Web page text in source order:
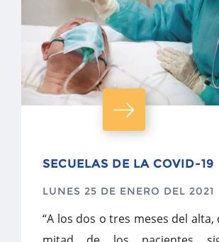
SECUELAS DE LA COVID-19
LUNES 25 DE ENERO DEL 2021
“A los dos o tres meses del alta,